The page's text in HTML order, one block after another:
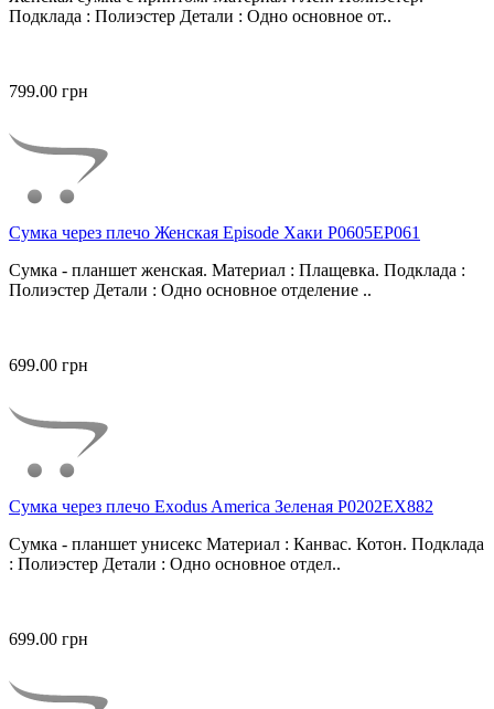
Подклада : Полиэстер Детали : Одно основное от..
799.00 грн
Сумка через плечо Женская Episode Хаки P0605EP061
Сумка - планшет женская. Материал : Плащевка. Подклада :
Полиэстер Детали : Одно основное отделение ..
699.00 грн
Сумка через плечо Exodus America Зеленая P0202EX882
Сумка - планшет унисекс Материал : Канвас. Котон. Подклада
: Полиэстер Детали : Одно основное отдел..
699.00 грн